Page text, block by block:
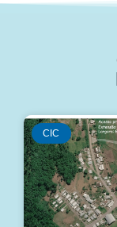
CIC